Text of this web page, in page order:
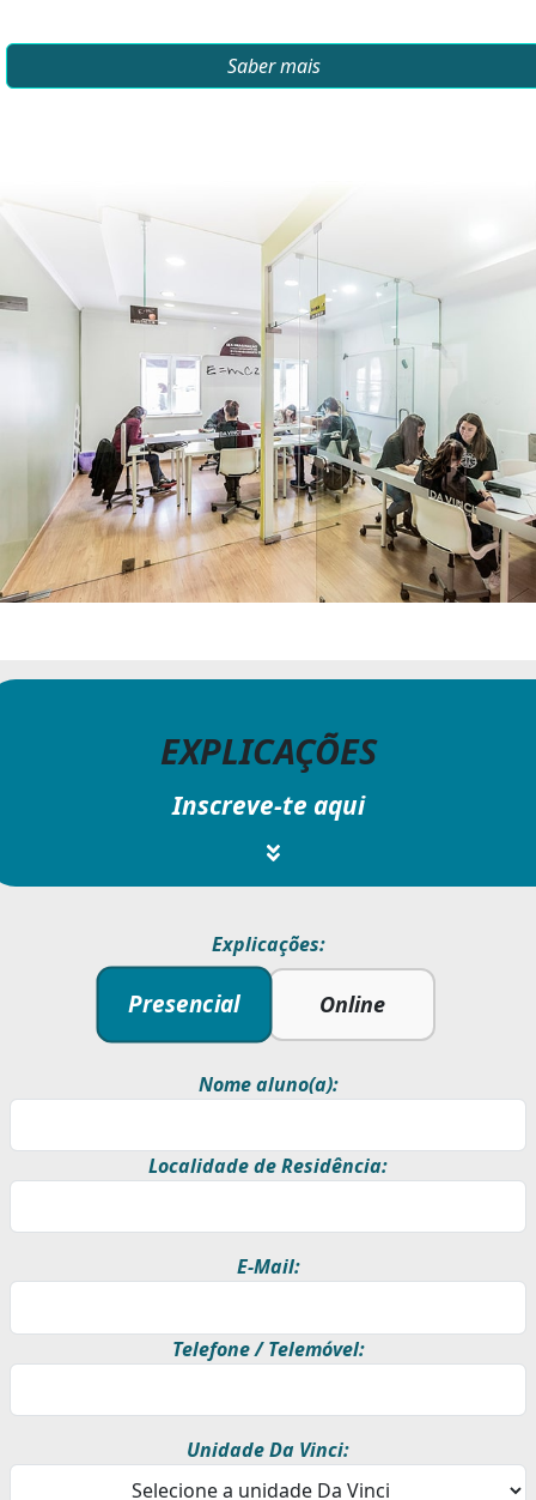
Saber mais
EXPLICAÇÕES
Inscreve-te aqui
Explicações:
Presencial Online
Nome aluno(a):
Localidade de Residência:
E-Mail:
Telefone / Telemóvel:
Unidade Da Vinci: